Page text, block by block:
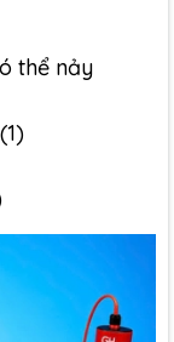
thể nảy